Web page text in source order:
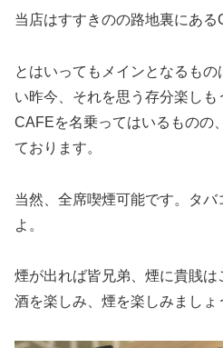
当店はすすきのの路地裏にある
とはいってもメインとなるも
い昨今、それを思う存分楽しも
CAFEを名乗ってはいるものの
ております。
当然、全席喫煙可能です。タ
よ。
煙が出れば皆兄弟、煙に貴賎
酒を楽しみ、煙を楽しみましょ